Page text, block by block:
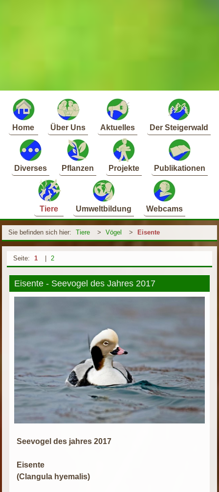
Home Über Uns Aktuelles Der Steigerwald
Diverses Pflanzen Projekte Publikationen
Tiere Umweltbildung Webcams
Sie befinden sich hier: Tiere > Vögel > Eisente
Seite: 1 | 2
Eisente - Seevogel des Jahres 2017
Seevogel des jahres 2017
Eisente
(Clangula hyemalis)